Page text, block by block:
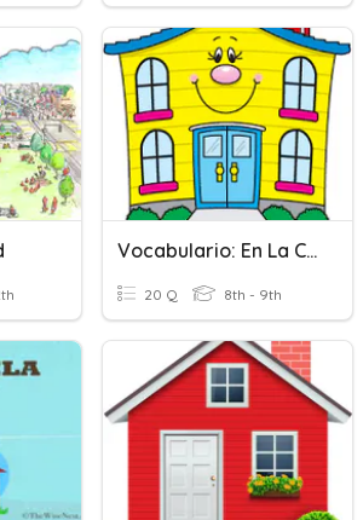
Vocabulario: En La Casa
20 Q 8th - 9th